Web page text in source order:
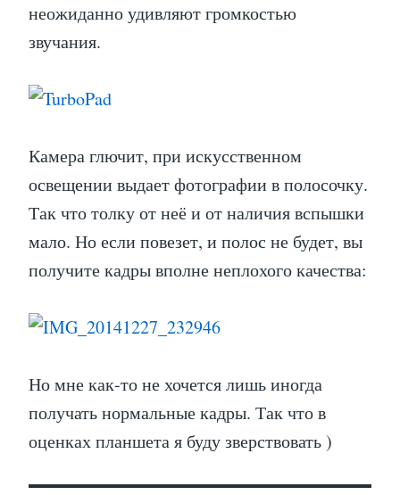
неожиданно удивляют громкостью
звучания.
Камера глючит, при искусственном
освещении выдает фотографии в полосочку.
Так что толку от неё и от наличия вспышки
мало. Но если повезет, и полос не будет, вы
получите кадры вполне неплохого качества:
Но мне как-то не хочется лишь иногда
получать нормальные кадры. Так что в
оценках планшета я буду зверствовать )